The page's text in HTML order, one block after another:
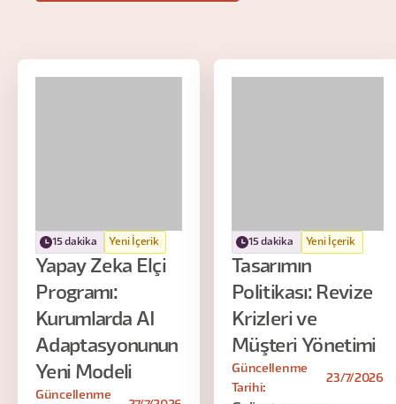
15 dakika Yeni İçerik
Yapay Zeka Elçi
Programı:
Kurumlarda AI
Adaptasyonunun
Yeni Modeli
Güncellenme
15 dakika Yeni İçerik
Tasarımın
Politikası: Revize
Krizleri ve
Müşteri Yönetimi
Güncellenme
Tarihi:
23/7/2026